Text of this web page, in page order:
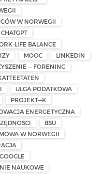
W NORWEGII
CHATGPT
LIFE BALANCE
MOOC
LINKEDIN
— FORENING
ULGA PODATKOWA
PROJEKT—K
ENERGETYCZNA
BSU
W NORWEGII
NAUKOWE